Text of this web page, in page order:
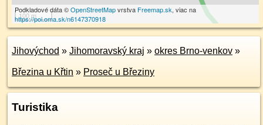
100 m
Podkladové dáta ©OpenStreetMapvrstva Freemap.sk, viac na
https://poi.oma.sk/n6147370918
Jihovýchod » Jihomoravský kraj » okres Brno-venkov »
Březina u Křtin » Proseč u Březiny
Turistika